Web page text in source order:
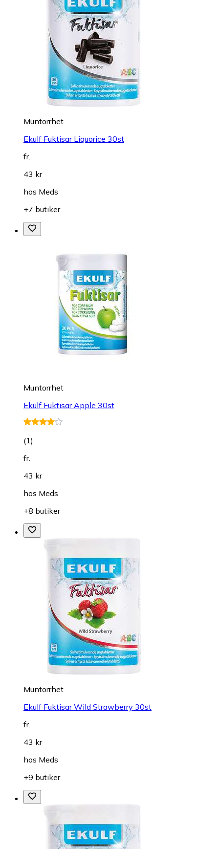
Muntorrhet
Ekulf Fuktisar Liquorice 30st
fr.
43 kr
hos Meds
+7 butiker
Muntorrhet
Ekulf Fuktisar Apple 30st
(1)
fr.
43 kr
hos Meds
+8 butiker
Muntorrhet
Ekulf Fuktisar Wild Strawberry 30st
fr.
43 kr
hos Meds
+9 butiker